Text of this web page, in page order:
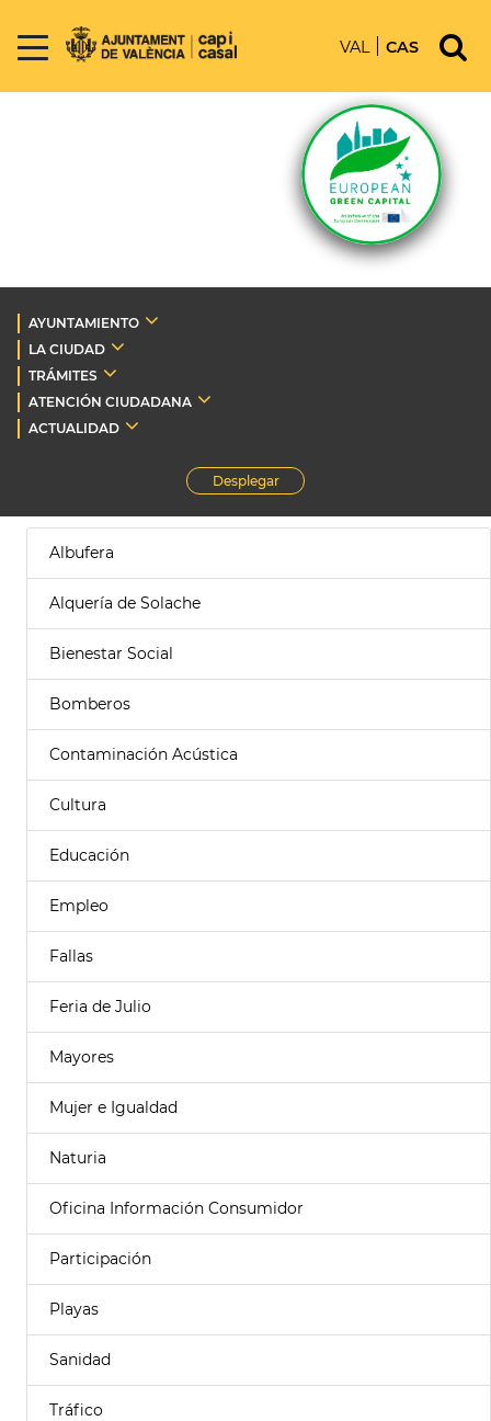
VAL CAS
AYUNTAMIENTO
LA CIUDAD
TRÁMITES
ATENCIÓN CIUDADANA
ACTUALIDAD
Desplegar
Albufera
Alquería de Solache
Bienestar Social
Bomberos
Contaminación Acústica
Cultura
Educación
Empleo
Fallas
Feria de Julio
Mayores
Mujer e Igualdad
Naturia
Oficina Información Consumidor
Participación
Playas
Sanidad
Tráfico